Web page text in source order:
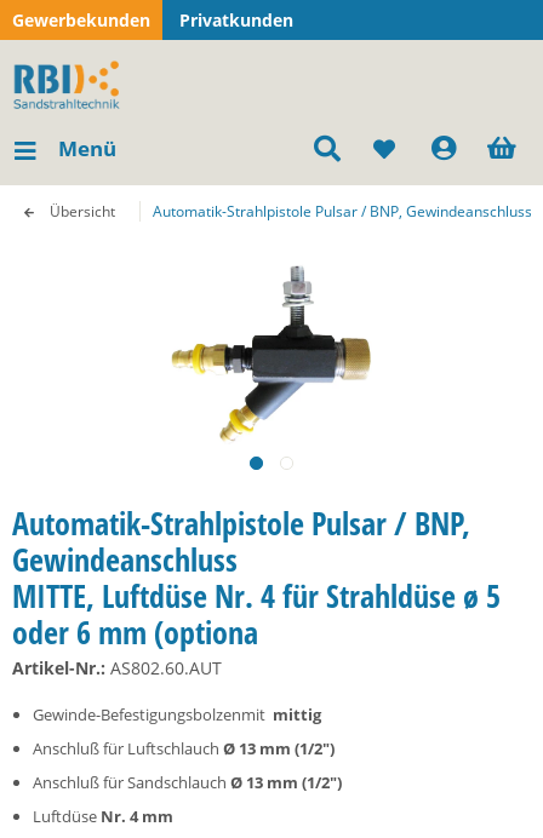
Gewerbekunden Privatkunden
Menü
Übersicht Automatik-Strahlpistole Pulsar / BNP, Gewindeanschluss
Automatik-Strahlpistole Pulsar / BNP,
Gewindeanschluss
MITTE, Luftdüse Nr. 4 für Strahldüse ø 5
oder 6 mm (optiona
Artikel-Nr.: AS802.60.AUT
Gewinde-Befestigungsbolzenmit mittig
Anschluß für Luftschlauch Ø 13 mm (1/2")
Anschluß für Sandschlauch Ø 13 mm (1/2")
Luftdüse Nr. 4 mm